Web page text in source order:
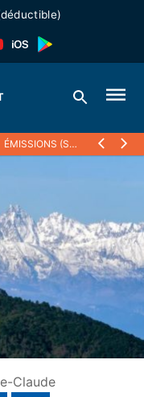
ÉMISSIONS (SOUVENIRS) ❯
Claude